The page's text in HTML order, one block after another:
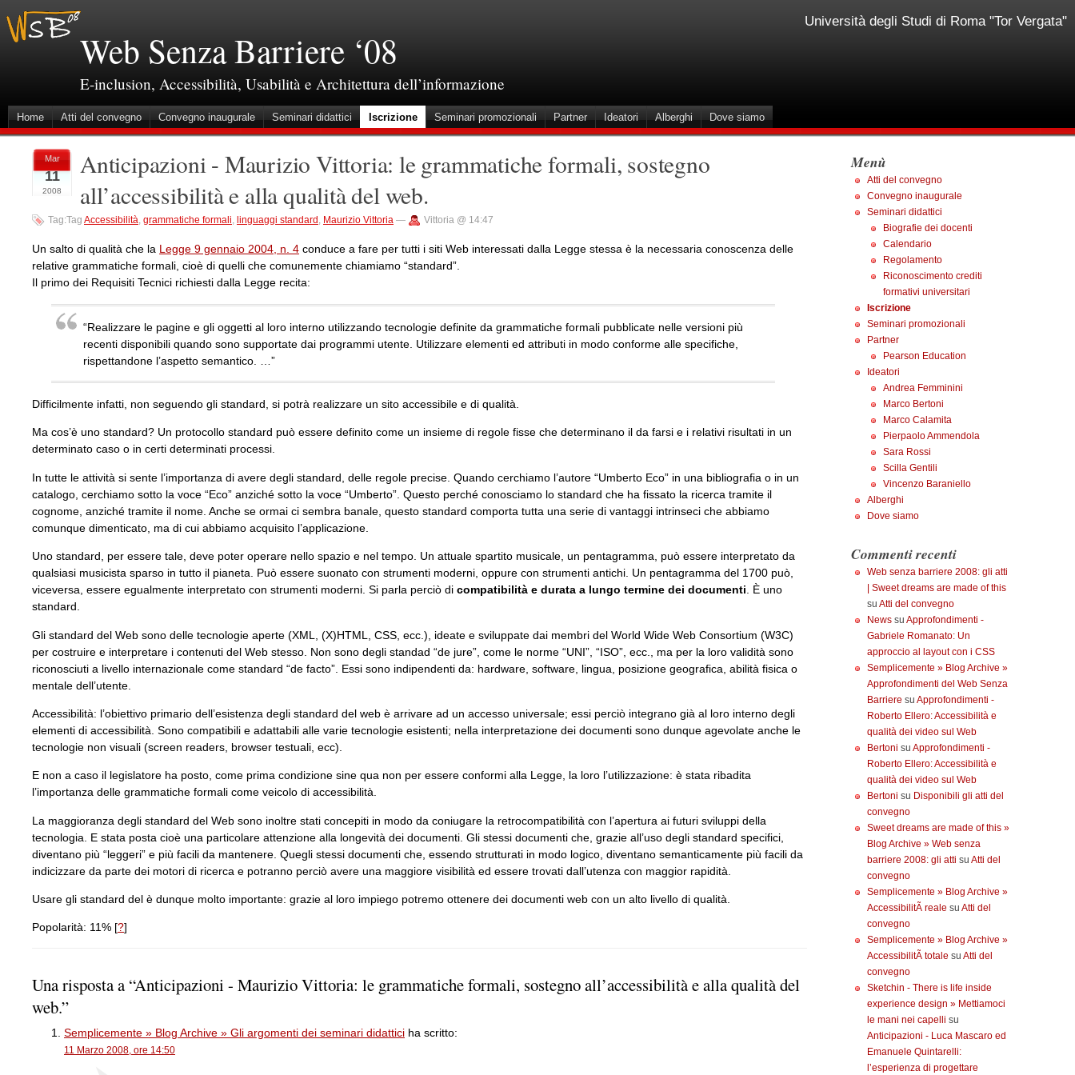
Web Senza Barriere ‘08
Università degli Studi di Roma "Tor Vergata"
E-inclusion, Accessibilità, Usabilità e Architettura dell’informazione
Home Atti del convegno Convegno inaugurale Seminari didattici Iscrizione Seminari promozionali Partner Ideatori Alberghi Dove siamo
Mar
11
2008
Anticipazioni - Maurizio Vittoria: le grammatiche formali, sostegno
all’accessibilità e alla qualità del web.
Tag:Tag Accessibilità grammatiche formali linguaggi standard Maurizio Vittoria — Vittoria @ 14:47
Un salto di qualità che la Legge 9 gennaio 2004, n. 4 conduce a fare per tutti i siti Web interessati dalla Legge stessa è la necessaria conoscenza delle
relative grammatiche formali, cioè di quelli che comunemente chiamiamo “standard”.
Il primo dei Requisiti Tecnici richiesti dalla Legge recita:
“Realizzare le pagine e gli oggetti al loro interno utilizzando tecnologie definite da grammatiche formali pubblicate nelle versioni più
recenti disponibili quando sono supportate dai programmi utente. Utilizzare elementi ed attributi in modo conforme alle specifiche,
rispettandone l’aspetto semantico. …”
Difficilmente infatti, non seguendo gli standard, si potrà realizzare un sito accessibile e di qualità.
Ma cos’è uno standard? Un protocollo standard può essere definito come un insieme di regole fisse che determinano il da farsi e i relativi risultati in un
determinato caso o in certi determinati processi.
In tutte le attività si sente l’importanza di avere degli standard, delle regole precise. Quando cerchiamo l’autore “Umberto Eco” in una bibliografia o in un
catalogo, cerchiamo sotto la voce “Eco” anziché sotto la voce “Umberto”. Questo perché conosciamo lo standard che ha fissato la ricerca tramite il
cognome, anziché tramite il nome. Anche se ormai ci sembra banale, questo standard comporta tutta una serie di vantaggi intrinseci che abbiamo
comunque dimenticato, ma di cui abbiamo acquisito l’applicazione.
Uno standard, per essere tale, deve poter operare nello spazio e nel tempo. Un attuale spartito musicale, un pentagramma, può essere interpretato da
qualsiasi musicista sparso in tutto il pianeta. Può essere suonato con strumenti moderni, oppure con strumenti antichi. Un pentagramma del 1700 può,
viceversa, essere egualmente interpretato con strumenti moderni. Si parla perciò di compatibilità e durata a lungo termine dei documenti . È uno
standard.
Gli standard del Web sono delle tecnologie aperte (XML, (X)HTML, CSS, ecc.), ideate e sviluppate dai membri del World Wide Web Consortium (W3C)
per costruire e interpretare i contenuti del Web stesso. Non sono degli standad “de jure”, come le norme “UNI”, “ISO”, ecc., ma per la loro validità sono
riconosciuti a livello internazionale come standard “de facto”. Essi sono indipendenti da: hardware, software, lingua, posizione geografica, abilità fisica o
mentale dell’utente.
Accessibilità: l’obiettivo primario dell’esistenza degli standard del web è arrivare ad un accesso universale; essi perciò integrano già al loro interno degli
elementi di accessibilità. Sono compatibili e adattabili alle varie tecnologie esistenti; nella interpretazione dei documenti sono dunque agevolate anche le
tecnologie non visuali (screen readers, browser testuali, ecc).
E non a caso il legislatore ha posto, come prima condizione sine qua non per essere conformi alla Legge, la loro l’utilizzazione: è stata ribadita
l’importanza delle grammatiche formali come veicolo di accessibilità.
La maggioranza degli standard del Web sono inoltre stati concepiti in modo da coniugare la retrocompatibilità con l’apertura ai futuri sviluppi della
tecnologia. E stata posta cioè una particolare attenzione alla longevità dei documenti. Gli stessi documenti che, grazie all’uso degli standard specifici,
diventano più “leggeri” e più facili da mantenere. Quegli stessi documenti che, essendo strutturati in modo logico, diventano semanticamente più facili da
indicizzare da parte dei motori di ricerca e potranno perciò avere una maggiore visibilità ed essere trovati dall’utenza con maggior rapidità.
Usare gli standard del è dunque molto importante: grazie al loro impiego potremo ottenere dei documenti web con un alto livello di qualità.
Popolarità: 11% [?]
Una risposta a “Anticipazioni - Maurizio Vittoria: le grammatiche formali, sostegno all’accessibilità e alla qualità del
web.”
Semplicemente » Blog Archive » Gli argomenti dei seminari didattici ha scritto:
11 Marzo 2008, ore 14:50
Menù
Atti del convegno
Convegno inaugurale
Seminari didattici
Biografie dei docenti
Calendario
Regolamento
Riconoscimento crediti
formativi universitari
Iscrizione
Seminari promozionali
Partner
Pearson Education
Ideatori
Andrea Femminini
Marco Bertoni
Marco Calamita
Pierpaolo Ammendola
Sara Rossi
Scilla Gentili
Vincenzo Baraniello
Alberghi
Dove siamo
Commenti recenti
Web senza barriere 2008: gli atti
| Sweet dreams are made of this
su Atti del convegno
News su Approfondimenti -
Gabriele Romanato: Un
approccio al layout con i CSS
Semplicemente » Blog Archive »
Approfondimenti del Web Senza
Barriere su Approfondimenti -
Roberto Ellero: Accessibilità e
qualità dei video sul Web
Bertoni su Approfondimenti -
Roberto Ellero: Accessibilità e
qualità dei video sul Web
Bertoni su Disponibili gli atti del
convegno
Sweet dreams are made of this »
Blog Archive » Web senza
barriere 2008: gli atti su Atti del
convegno
Semplicemente » Blog Archive »
AccessibilitÃ reale su Atti del
convegno
Semplicemente » Blog Archive »
AccessibilitÃ totale su Atti del
convegno
Sketchin - There is life inside
experience design » Mettiamoci
le mani nei capelli su
Anticipazioni - Luca Mascaro ed
Emanuele Quintarelli:
l’esperienza di progettare